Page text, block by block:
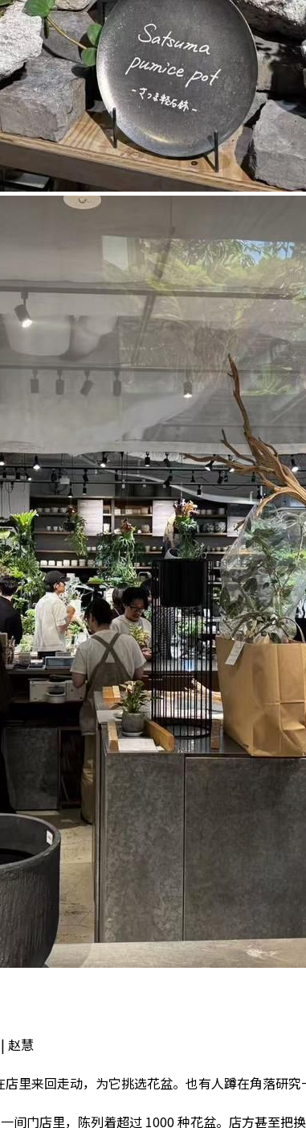
赵慧
里来回走动，为它挑选花盆。也有人蹲在角落研
门店里，陈列着超过 1000 种花盆。店方甚至把